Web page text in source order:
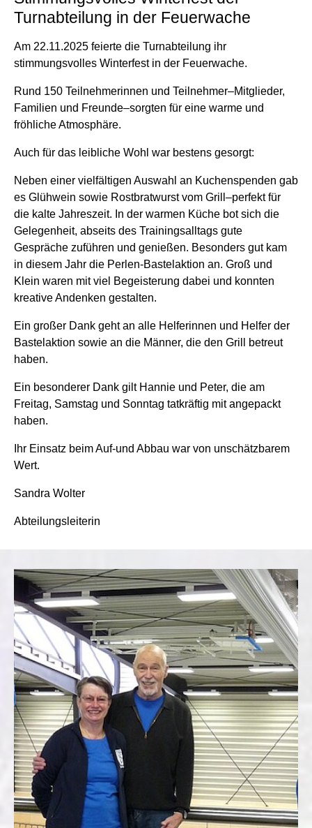
Turnabteilung in der Feuerwache
Am 22.11.2025 feierte die Turnabteilung ihr
stimmungsvolles Winterfest in der Feuerwache.
Rund 150 Teilnehmerinnen und Teilnehmer–Mitglieder,
Familien und Freunde–sorgten für eine warme und
fröhliche Atmosphäre.
Auch für das leibliche Wohl war bestens gesorgt:
Neben einer vielfältigen Auswahl an Kuchenspenden gab
es Glühwein sowie Rostbratwurst vom Grill–perfekt für
die kalte Jahreszeit. In der warmen Küche bot sich die
Gelegenheit, abseits des Trainingsalltags gute
Gespräche zuführen und genießen. Besonders gut kam
in diesem Jahr die Perlen-Bastelaktion an. Groß und
Klein waren mit viel Begeisterung dabei und konnten
kreative Andenken gestalten.
Ein großer Dank geht an alle Helferinnen und Helfer der
Bastelaktion sowie an die Männer, die den Grill betreut
haben.
Ein besonderer Dank gilt Hannie und Peter, die am
Freitag, Samstag und Sonntag tatkräftig mit angepackt
haben.
Ihr Einsatz beim Auf-und Abbau war von unschätzbarem
Wert.
Sandra Wolter
Abteilungsleiterin